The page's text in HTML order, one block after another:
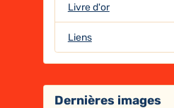
Livre d'or
Liens
Dernières images